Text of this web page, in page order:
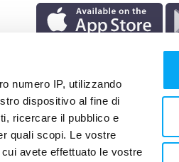
numero IP, utilizzando
dispositivo al fine di
ricercare il pubblico e
quali scopi. Le vostre
avete effettuato le vostre